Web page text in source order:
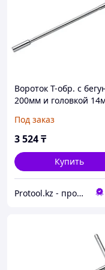
Вороток T-обр. c
200мм и головкой
(CTDA1431)
Под заказ
3 524₸
Купить
Protool.kz - продажа электроинструмента, ручные строительные и садовые инструменты